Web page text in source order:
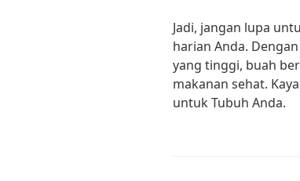
Jadi, jangan lupa
harian Anda.
yang tinggi, buah
makanan sehat.
untuk Tubuh Anda.